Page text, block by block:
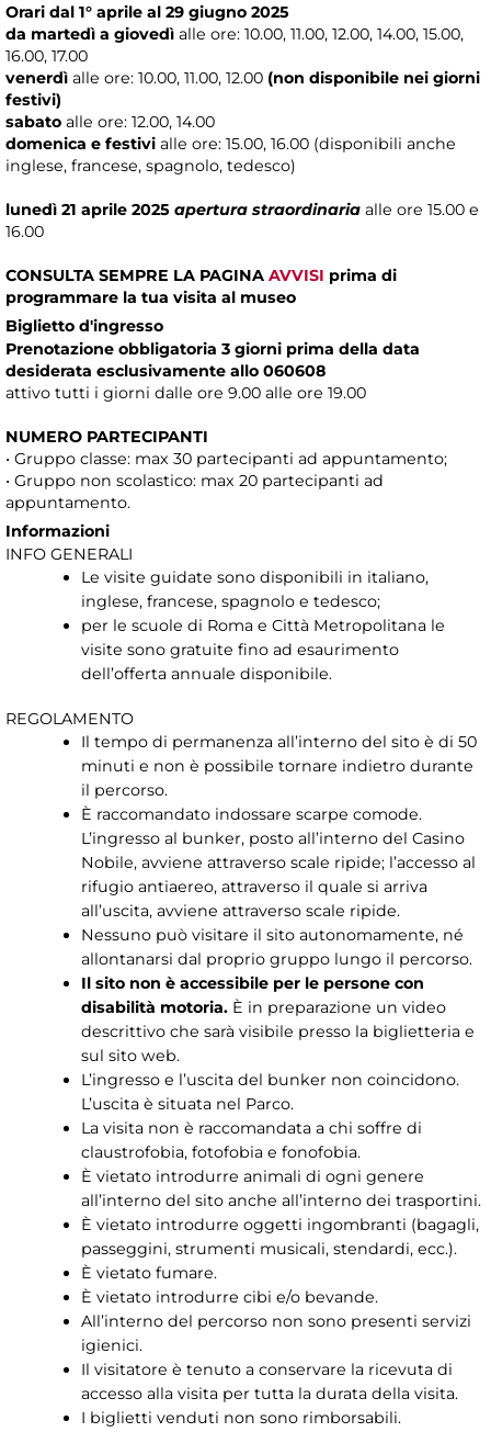
Orari dal 1° aprile al 29 giugno 2025
da martedì a giovedì alle ore: 10.00, 11.00, 12.00, 14.00, 15.00,
16.00, 17.00
venerdì alle ore: 10.00, 11.00, 12.00 (non disponibile nei giorni
festivi)
sabato alle ore: 12.00, 14.00
domenica e festivi alle ore: 15.00, 16.00 (disponibili anche
inglese, francese, spagnolo, tedesco)
lunedì 21 aprile 2025 apertura straordinaria alle ore 15.00 e
16.00
CONSULTA SEMPRE LA PAGINA AVVISI prima di
programmare la tua visita al museo
Biglietto d'ingresso
Prenotazione obbligatoria 3 giorni prima della data
desiderata esclusivamente allo 060608
attivo tutti i giorni dalle ore 9.00 alle ore 19.00
NUMERO PARTECIPANTI
• Gruppo classe: max 30 partecipanti ad appuntamento;
• Gruppo non scolastico: max 20 partecipanti ad
appuntamento.
Informazioni
INFO GENERALI
Le visite guidate sono disponibili in italiano,
inglese, francese, spagnolo e tedesco;
per le scuole di Roma e Città Metropolitana le
visite sono gratuite fino ad esaurimento
dell’offerta annuale disponibile.
REGOLAMENTO
Il tempo di permanenza all’interno del sito è di 50
minuti e non è possibile tornare indietro durante
il percorso.
È raccomandato indossare scarpe comode.
L’ingresso al bunker, posto all’interno del Casino
Nobile, avviene attraverso scale ripide; l’accesso al
rifugio antiaereo, attraverso il quale si arriva
all’uscita, avviene attraverso scale ripide.
Nessuno può visitare il sito autonomamente, né
allontanarsi dal proprio gruppo lungo il percorso.
Il sito non è accessibile per le persone con
disabilità motoria.È in preparazione un video
descrittivo che sarà visibile presso la biglietteria e
sul sito web.
L’ingresso e l’uscita del bunker non coincidono.
L’uscita è situata nel Parco.
La visita non è raccomandata a chi soffre di
claustrofobia, fotofobia e fonofobia.
È vietato introdurre animali di ogni genere
all’interno del sito anche all’interno dei trasportini.
È vietato introdurre oggetti ingombranti (bagagli,
passeggini, strumenti musicali, stendardi, ecc.).
È vietato fumare.
È vietato introdurre cibi e/o bevande.
All’interno del percorso non sono presenti servizi
igienici.
Il visitatore è tenuto a conservare la ricevuta di
accesso alla visita per tutta la durata della visita.
I biglietti venduti non sono rimborsabili.